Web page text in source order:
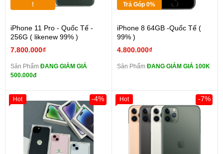
!
iPhone 11 Pro - Quốc Tế -
256G ( likenew 99% )
7.800.000₫
Sản Phẩm ĐANG GIẢM GIÁ
500.000đ
Trả Góp 0%
iPhone 8 64GB -Quốc Tế (
99% )
4.800.000₫
Sản Phẩm ĐANG GIẢM GIÁ 100K
-4%
Hot -7%
Hot